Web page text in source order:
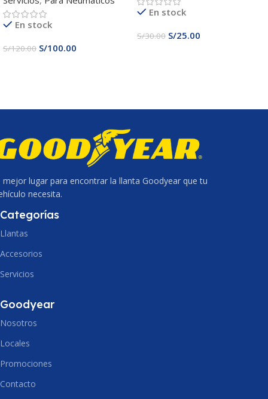
En stock
S/120.00 S/100.00
En stock
S/30.00 S/25.00
mejor lugar para encontrar la llanta Goodyear que tu
necesita.
Categorías
Llantas
Accesorios
Servicios
Goodyear
Nosotros
Locales
Promociones
Contacto